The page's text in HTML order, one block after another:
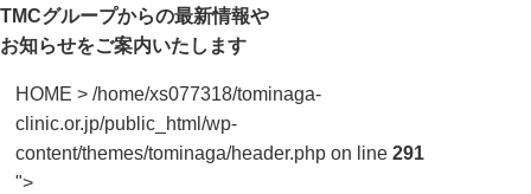
TMCグループからの最新情報や
お知らせをご案内いたします
HOME >/home/xs077318/tominaga-
clinic.or.jp/public_html/wp-
content/themes/tominaga/header.php on line291
">